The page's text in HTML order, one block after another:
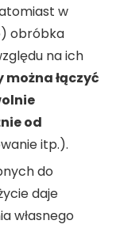
w
obróbka
na ich
łączyć
od
itp.).
do
daje
własnego